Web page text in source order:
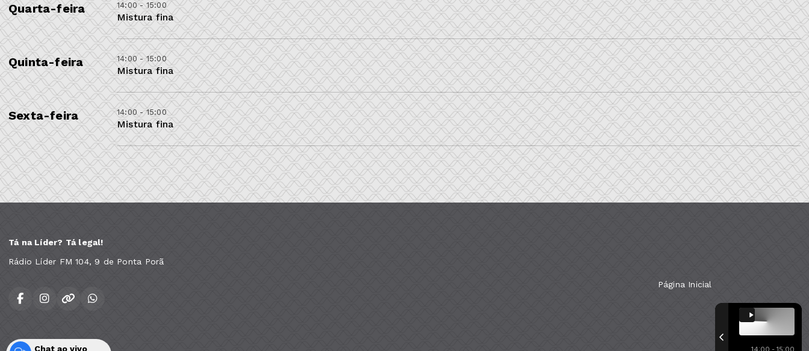
14:00 - 15:00
Quarta-feira 14:00 - 15:00
Mistura fina
Quinta-feira 14:00 - 15:00
Mistura fina
Sexta-feira 14:00 - 15:00
Mistura fina
Tá na Líder? Tá legal!
Rádio Líder FM 104, 9 de Ponta Porã
Página Inicial
Chat ao vivo